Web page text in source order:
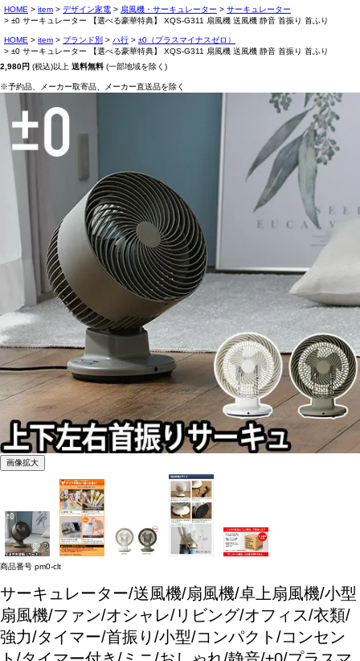
HOME item デザイン家電 扇風機・サーキュレーター
サーキュレーター
±0 サーキュレーター 【選べる豪華特典】 XQS-G311 扇風機 送風機 静音 首振り 首ふり
HOME item ブランド別 ハ行
±0（プラスマイナスゼロ）
±0 サーキュレーター 【選べる豪華特典】 XQS-G311 扇風機 送風機 静音 首振り 首ふり
2,980円 (税込)以上 送料無料 (一部地域を除く)
※予約品、メーカー取寄品、メーカー直送品を除く
画像拡大
商品番号 pm0-clt
サーキュレーター/送風機/扇風機/卓上扇風機/小型
扇風機/ファン/オシャレ/リビング/オフィス/衣類/
強力/タイマー/首振り/小型/コンパクト/コンセン